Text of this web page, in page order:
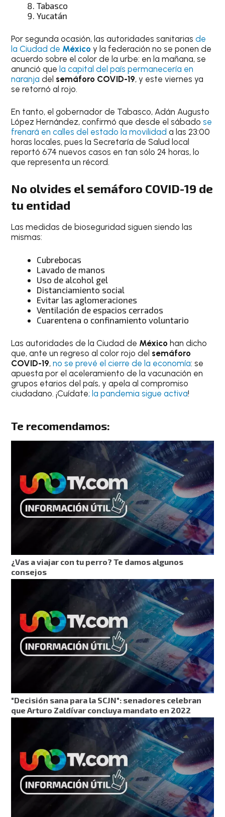
Tabasco
Yucatán
Por segunda ocasión, las autoridades sanitariasde
la Ciudad de México y la federación no se ponen de
acuerdo sobre el color de la urbe: en la mañana, se
anunció quela capital del país permanecería en
naranja del semáforo COVID-19, y este viernes ya
se retornó al rojo.
En tanto, el gobernador de Tabasco, Adán Augusto
López Hernández, confirmó que desde el sábadose
frenará en calles del estado la movilidad a las 23:00
horas locales, pues la Secretaría de Salud local
reportó 674 nuevos casos en tan sólo 24 horas, lo
que representa un récord.
No olvides elsemáforo COVID-19 de
tu entidad
Las medidas de bioseguridad siguen siendo las
mismas:
Cubrebocas
Lavado de manos
Uso de alcohol gel
Distanciamiento social
Evitar las aglomeraciones
Ventilación de espacios cerrados
Cuarentena o confinamiento voluntario
Las autoridades de la Ciudad de México han dicho
que, ante un regreso al color rojo del semáforo
COVID-19,no se prevé el cierre de la economía: se
apuesta por el aceleramiento de la vacunación en
grupos etarios del país, y apela al compromiso
ciudadano. ¡Cuídate; la pandemia sigue activa!
Te recomendamos:
¿Vas a viajar con tu perro? Te damos algunos
consejos
"Decisión sana para la SCJN": senadores celebran
que Arturo Zaldívar concluya mandato en 2022